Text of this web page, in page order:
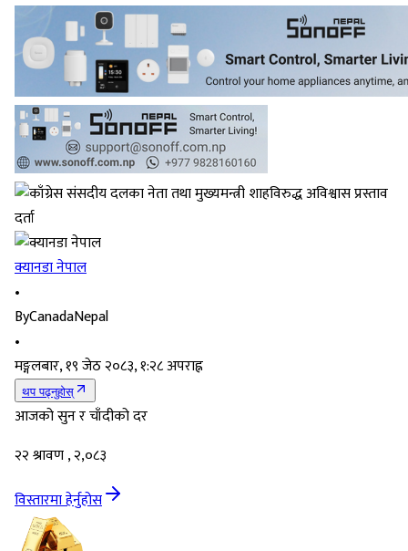
क्यानडा नेपाल
•
ByCanadaNepal
•
मङ्गलबार, १९ जेठ २०८३, १:२८ अपराह्न
थप पढ्नुहोस्
आजको सुन र चाँदीको दर
२२ श्रावण , २,०८३
विस्तारमा हेर्नुहोस